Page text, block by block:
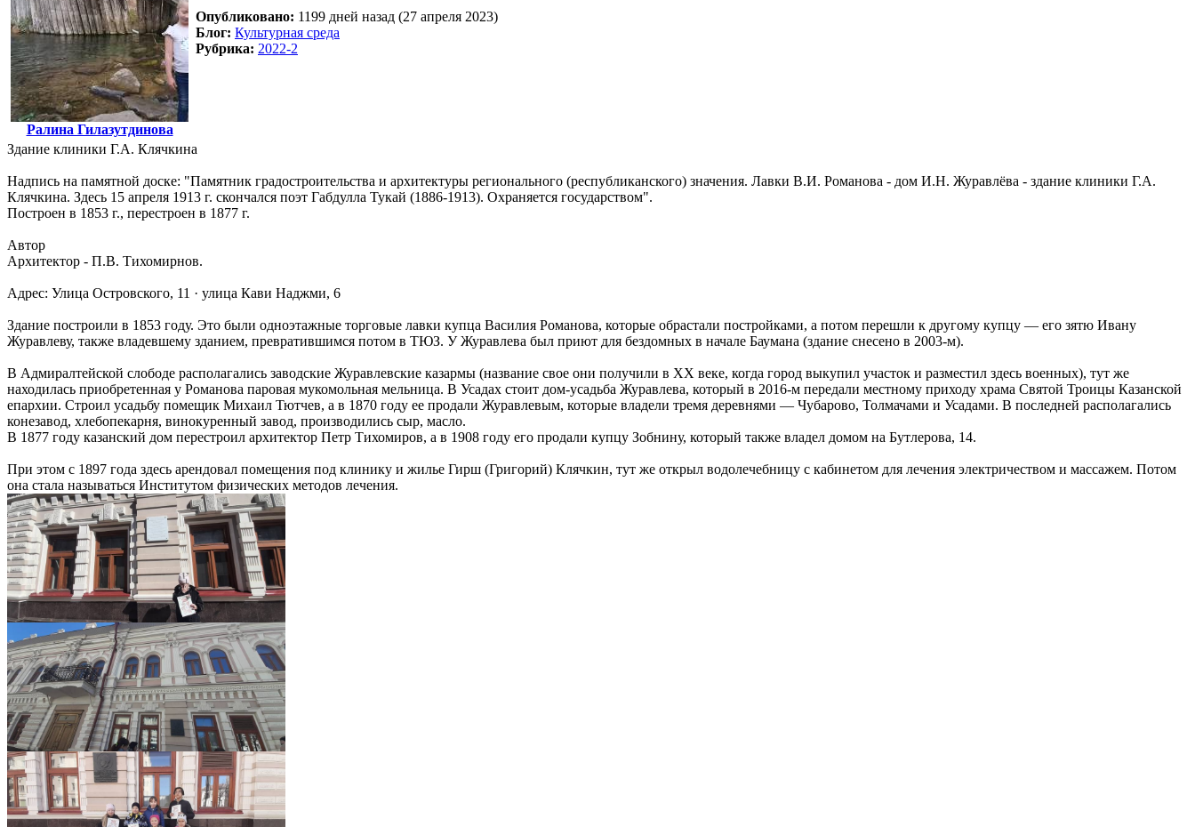
Ралина Гилазутдинова
Опубликовано: 1199 дней назад (27 апреля 2023)
Блог: Культурная среда
Рубрика: 2022-2
Здание клиники Г.А. Клячкина
Надпись на памятной доске: "Памятник градостроительства и архитектуры регионального (республиканского) значения. Лавки В.И. Романова - дом И.Н. Журавлёва - здание клиники Г.А.
Клячкина. Здесь 15 апреля 1913 г. скончался поэт Габдулла Тукай (1886-1913). Охраняется государством".
Построен в 1853 г., перестроен в 1877 г.
Автор
Архитектор - П.В. Тихомирнов.
Адрес: Улица Островского, 11 · улица Кави Наджми, 6
Здание построили в 1853 году. Это были одноэтажные торговые лавки купца Василия Романова, которые обрастали постройками, а потом перешли к другому купцу — его зятю Ивану
Журавлеву, также владевшему зданием, превратившимся потом в ТЮЗ. У Журавлева был приют для бездомных в начале Баумана (здание снесено в 2003-м).
В Адмиралтейской слободе располагались заводские Журавлевские казармы (название свое они получили в XX веке, когда город выкупил участок и разместил здесь военных), тут же
находилась приобретенная у Романова паровая мукомольная мельница. В Усадах стоит дом-усадьба Журавлева, который в 2016-м передали местному приходу храма Святой Троицы Казанской
епархии. Строил усадьбу помещик Михаил Тютчев, а в 1870 году ее продали Журавлевым, которые владели тремя деревнями — Чубарово, Толмачами и Усадами. В последней располагались
конезавод, хлебопекарня, винокуренный завод, производились сыр, масло.
В 1877 году казанский дом перестроил архитектор Петр Тихомиров, а в 1908 году его продали купцу Зобнину, который также владел домом на Бутлерова, 14.
При этом с 1897 года здесь арендовал помещения под клинику и жилье Гирш (Григорий) Клячкин, тут же открыл водолечебницу с кабинетом для лечения электричеством и массажем. Потом
она стала называться Институтом физических методов лечения.